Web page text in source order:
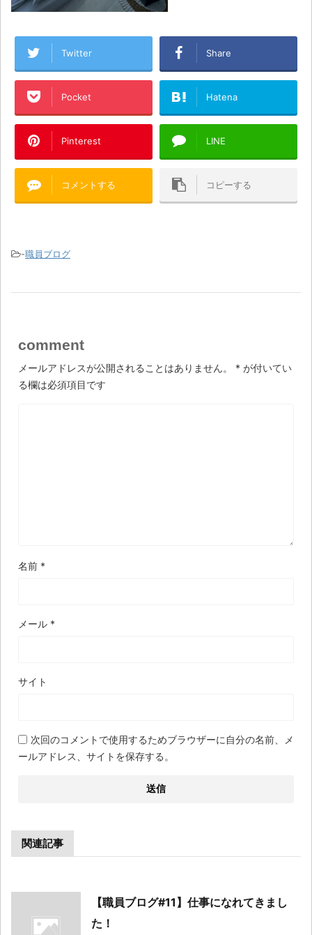
Twitter Share
Pocket Hatena
Pinterest LINE
コメントする コピーする
-職員ブログ
comment
メールアドレスが公開されることはありません。 * が付いてい
る欄は必須項目です
名前 *
メール *
サイト
次回のコメントで使用するためブラウザーに自分の名前、メ
ールアドレス、サイトを保存する。
関連記事
【職員ブログ#11】仕事になれてきまし
た！